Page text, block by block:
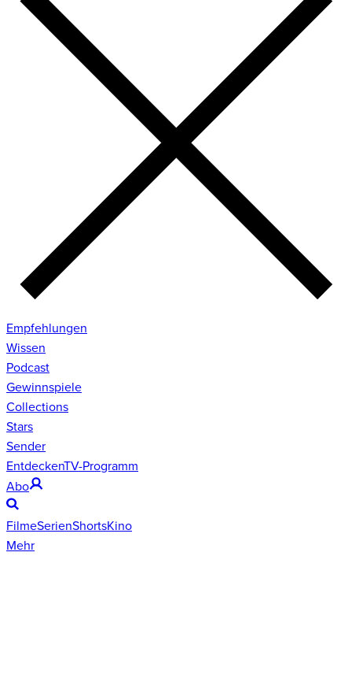
Empfehlungen
Wissen
Podcast
Gewinnspiele
Collections
Stars
Sender
EntdeckenTV-Programm
Abo
FilmeSerienShortsKino
Mehr